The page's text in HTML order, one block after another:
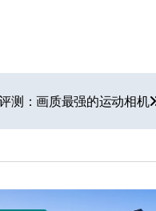
测：画质最强的运动相机